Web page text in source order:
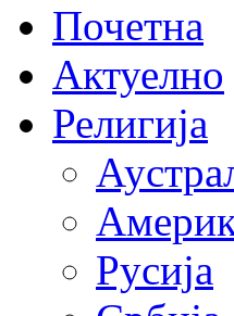
Почетна
Актуелно
Религија
Русија